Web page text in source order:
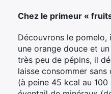
Chez le primeur «
Découvrons le pomelo,
une orange douce et
très peu de pépins, il
laisse consommer sans
(à peine 45 kcal au